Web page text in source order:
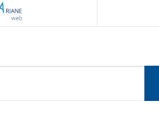
ARIANEWEB